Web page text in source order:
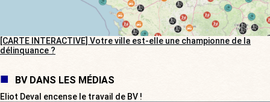
[CARTE INTERACTIVE] Votre ville est-elle une championne de la
délinquance ?
BV DANS LES MÉDIAS
Eliot Deval encense le travail de BV !